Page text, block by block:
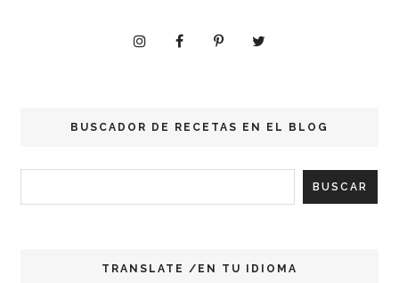
BUSCADOR DE RECETAS EN EL BLOG
TRANSLATE /EN TU IDIOMA